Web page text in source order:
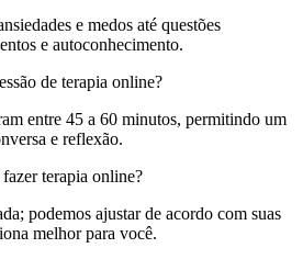
e medos até questões
e autoconhecimento.
de terapia online?
entre 45 a 60 minutos, permitindo um
e reflexão.
terapia online?
podemos ajustar de acordo com suas
melhor para você.